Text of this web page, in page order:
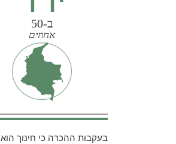
ב-50
אחוזים
בעקבות ההכרה כי חינוך הוא